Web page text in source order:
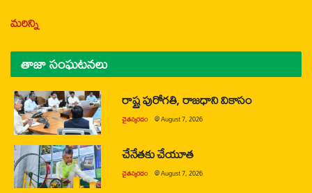
మరిన్ని
తాజా సంఘటనలు
రాష్ట్ర పురోగతి, రాజధాని వికాసం
చైతన్యరధం @August 7, 2026
చేనేతకు చేయూత
చైతన్యరధం @August 7, 2026